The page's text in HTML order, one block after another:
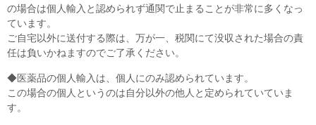
の場合は個人輸入と認められず通関で止まることが非常に多くなっ
ています。
ご自宅以外に送付する際は、万が一、税関にて没収された場合の責
任は負いかねますのでご了承ください。
◆医薬品の個人輸入は、個人にのみ認められています。
この場合の個人というのは自分以外の他人と定められていていま
す。